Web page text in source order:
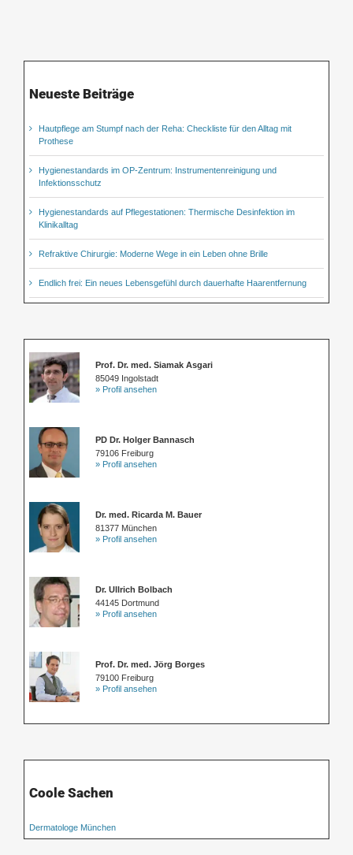
Neueste Beiträge
Hautpflege am Stumpf nach der Reha: Checkliste für den Alltag mit
Prothese
Hygienestandards im OP-Zentrum: Instrumentenreinigung und
Infektionsschutz
Hygienestandards auf Pflegestationen: Thermische Desinfektion im
Klinikalltag
Refraktive Chirurgie: Moderne Wege in ein Leben ohne Brille
Endlich frei: Ein neues Lebensgefühl durch dauerhafte Haarentfernung
Prof. Dr. med. Siamak Asgari
85049 Ingolstadt
» Profil ansehen
PD Dr. Holger Bannasch
79106 Freiburg
» Profil ansehen
Dr. med. Ricarda M. Bauer
81377 München
» Profil ansehen
Dr. Ullrich Bolbach
44145 Dortmund
» Profil ansehen
Prof. Dr. med. Jörg Borges
79100 Freiburg
» Profil ansehen
Coole Sachen
Dermatologe München